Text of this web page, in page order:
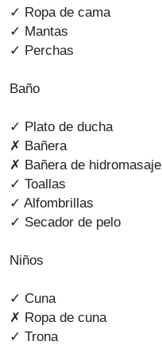
✓ Ropa de cama
✓ Mantas
✓ Perchas
Baño
✓ Plato de ducha
✗ Bañera
✗ Bañera de hidromasaje
✓ Toallas
✓ Alfombrillas
✓ Secador de pelo
Niños
✓ Cuna
✗ Ropa de cuna
✓ Trona